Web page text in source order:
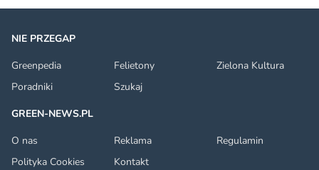
NIE PRZEGAP
Greenpedia
Felietony
Zielona Kultura
Poradniki
Szukaj
GREEN-NEWS.PL
O nas
Reklama
Regulamin
Polityka Cookies
Kontakt